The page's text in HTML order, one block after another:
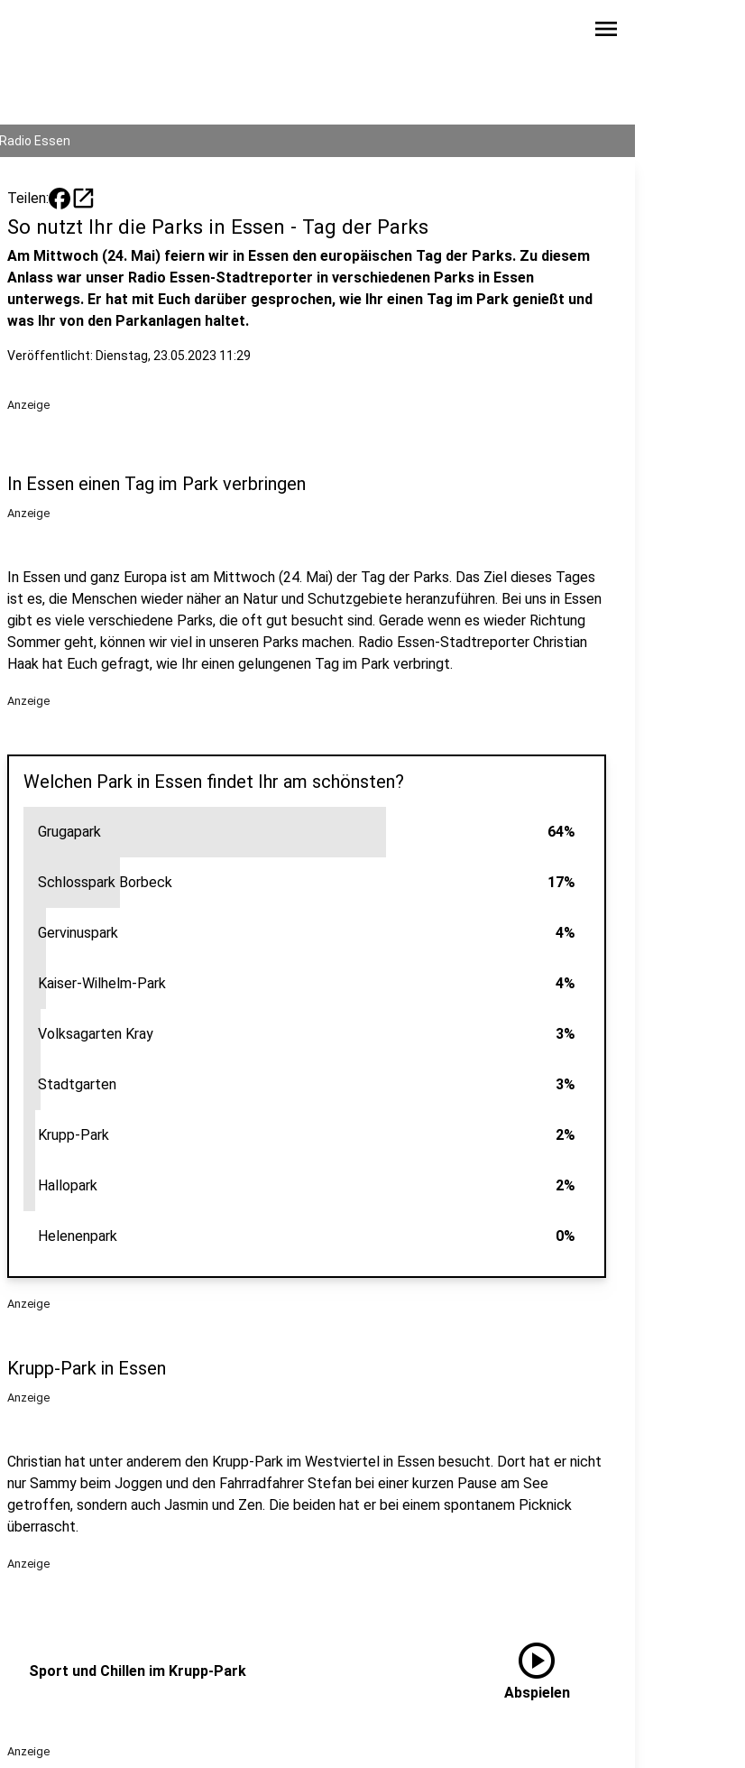
menu
Radio Essen
Teilen: open_in_new
So nutzt Ihr die Parks in Essen - Tag der Parks
Am Mittwoch (24. Mai) feiern wir in Essen den europäischen Tag der Parks. Zu diesem
Anlass war unser Radio Essen-Stadtreporter in verschiedenen Parks in Essen
unterwegs. Er hat mit Euch darüber gesprochen, wie Ihr einen Tag im Park genießt und
was Ihr von den Parkanlagen haltet.
Veröffentlicht: Dienstag, 23.05.2023 11:29
Anzeige
In Essen einen Tag im Park verbringen
Anzeige
In Essen und ganz Europa ist am Mittwoch (24. Mai) der Tag der Parks. Das Ziel dieses Tages
ist es, die Menschen wieder näher an Natur und Schutzgebiete heranzuführen. Bei uns in Essen
gibt es viele verschiedene Parks, die oft gut besucht sind. Gerade wenn es wieder Richtung
Sommer geht, können wir viel in unseren Parks machen. Radio Essen-Stadtreporter Christian
Haak hat Euch gefragt, wie Ihr einen gelungenen Tag im Park verbringt.
Anzeige
Welchen Park in Essen findet Ihr am schönsten?
Grugapark 64%
Schlosspark Borbeck 17%
Gervinuspark 4%
Kaiser-Wilhelm-Park 4%
Volksagarten Kray 3%
Stadtgarten 3%
Krupp-Park 2%
Hallopark 2%
Helenenpark 0%
Anzeige
Krupp-Park in Essen
Anzeige
Christian hat unter anderem den Krupp-Park im Westviertel in Essen besucht. Dort hat er nicht
nur Sammy beim Joggen und den Fahrradfahrer Stefan bei einer kurzen Pause am See
getroffen, sondern auch Jasmin und Zen. Die beiden hat er bei einem spontanem Picknick
überrascht.
Anzeige
Sport und Chillen im Krupp-Park play_circle
Abspielen
Anzeige